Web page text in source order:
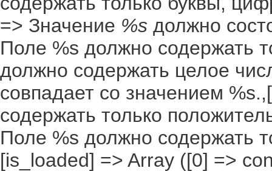
=> Значение %s должно
Поле %s должно содержать
должно содержать целое
совпадает со значением
содержать только
Поле %s должно содержать
[is_loaded] => Array ([0] =>